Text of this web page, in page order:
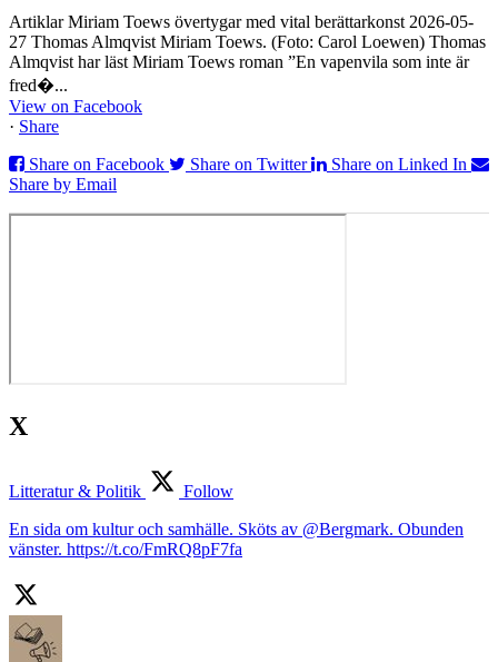
Artiklar Miriam Toews övertygar med vital berättarkonst 2026-05-
27 Thomas Almqvist Miriam Toews. (Foto: Carol Loewen) Thomas
Almqvist har läst Miriam Toews roman ”En vapenvila som inte är
fred�...
View on Facebook
· Share
Share on Facebook
Share on Twitter
Share on Linked In
Share by Email
X
Litteratur & Politik
Follow
En sida om kultur och samhälle. Sköts av @Bergmark. Obunden
vänster. https://t.co/FmRQ8pF7fa